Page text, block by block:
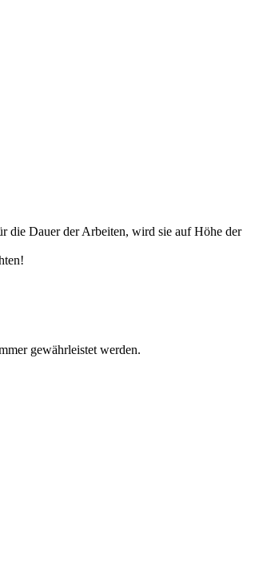
die Dauer der Arbeiten, wird sie auf Höhe der
gewährleistet werden.